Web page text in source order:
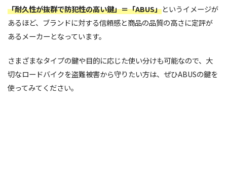
「耐久性が抜群で防犯性の高い鍵」＝「ABUS」というイメージが
あるほど、ブランドに対する信頼感と商品の品質の高さに定評が
あるメーカーとなっています。
さまざまなタイプの鍵や目的に応じた使い分けも可能なので、大
切なロードバイクを盗難被害から守りたい方は、ぜひABUSの鍵を
使ってみてください。